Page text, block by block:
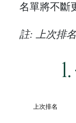
名單將不斷
註: 上次排
上次排名